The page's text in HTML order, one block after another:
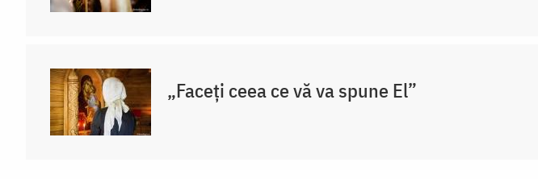
„Faceți ceea ce vă va spune El”